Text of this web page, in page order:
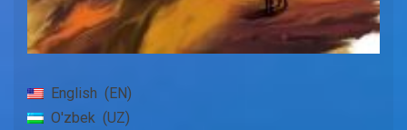
English
EN
O'zbek
UZ